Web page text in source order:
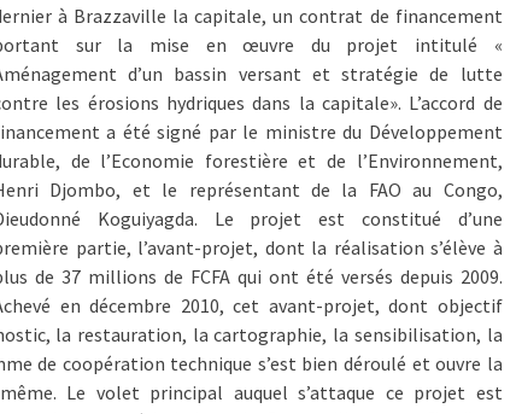
à Brazzaville la capitale, un contrat de financement
sur la mise en œuvre du projet intitulé «
d’un bassin versant et stratégie de lutte
les érosions hydriques dans la capitale». L’accord de
a été signé par le ministre du Développement
de l’Economie forestière et de l’Environnement,
Djombo, et le représentant de la FAO au Congo,
Koguiyagda. Le projet est constitué d’une
partie, l’avant-projet, dont la réalisation s’élève à
de 37 millions de FCFA qui ont été versés depuis 2009.
en décembre 2010, cet avant-projet, dont objectif
la restauration, la cartographie, la sensibilisation, la
de coopération technique s’est bien déroulé et ouvre la
Le volet principal auquel s’attaque ce projet est